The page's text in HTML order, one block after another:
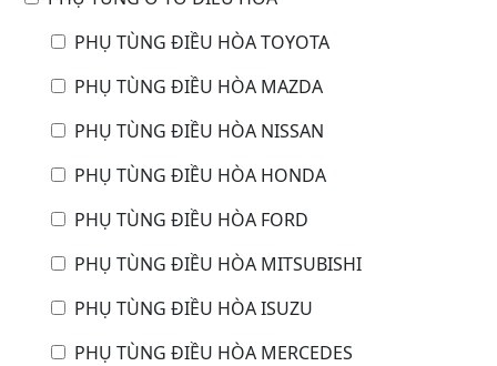
PHỤ TÙNG ĐIỀU HÒA TOYOTA
PHỤ TÙNG ĐIỀU HÒA MAZDA
PHỤ TÙNG ĐIỀU HÒA NISSAN
PHỤ TÙNG ĐIỀU HÒA HONDA
PHỤ TÙNG ĐIỀU HÒA FORD
PHỤ TÙNG ĐIỀU HÒA MITSUBISHI
PHỤ TÙNG ĐIỀU HÒA ISUZU
PHỤ TÙNG ĐIỀU HÒA MERCEDES